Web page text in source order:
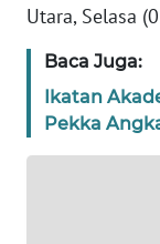
Utara, Selasa
Baca Juga:
Ikatan
Pekka
WN